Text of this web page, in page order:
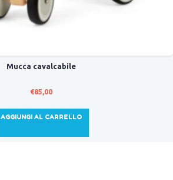
Mucca cavalcabile
€85,00
AGGIUNGI AL CARRELLO